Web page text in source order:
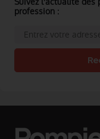
profession :